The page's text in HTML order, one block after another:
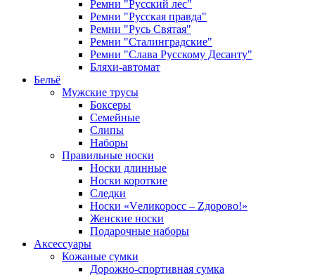
Ремни "Русский лес"
Ремни "Русская правда"
Ремни "Русь Святая"
Ремни "Сталинградские"
Ремни "Слава Русскому Десанту"
Бляхи-автомат
Бельё
Мужские трусы
Боксеры
Семейные
Слипы
Наборы
Правильные носки
Носки длинные
Носки короткие
Следки
Носки «Vеликоросс – Zдорово!»
Женские носки
Подарочные наборы
Аксессуары
Кожаные сумки
Дорожно-спортивная сумка